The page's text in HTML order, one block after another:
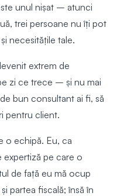
unul nișat – atunci
trei persoane nu îți pot
necesitățile tale.
extrem de
zi ce trece – și nu mai
bun consultant ai fi, să
pentru client.
o echipă. Eu, ca
expertiză pe care o
de față eu mă ocup
partea fiscală; însă în